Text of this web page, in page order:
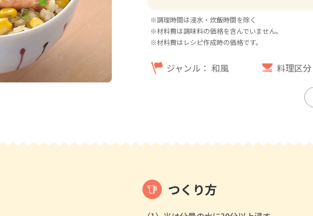
※調理時間は浸水・炊飯時間を除く
※材料費は調味料の価格を含んでいません。
※材料費はレシピ作成時の価格です。
ジャンル： 和風 料理区分
つくり方